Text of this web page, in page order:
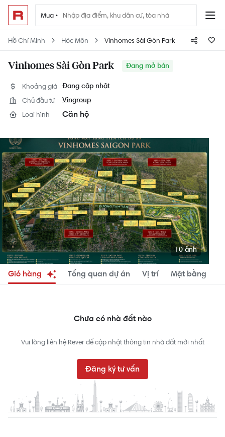
Mua •
Hồ Chí Minh Hóc Môn Vinhomes Sài Gòn Park
Vinhomes Sài Gòn Park Đang mở bán
10 ảnh
Khoảng giá Đang cập nhật
Chủ đầu tư Vingroup
Loại hình Căn hộ
Giỏ hàng Tổng quan dự án Vị trí Mặt bằng
Chưa có nhà đất nào
Vui lòng liên hệ Rever để cập nhật thông tin nhà đất mới nhất
Đăng ký tư vấn